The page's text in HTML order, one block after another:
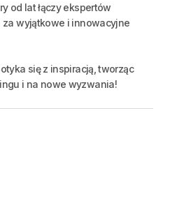
od lat łączy ekspertów
wyjątkowe i innowacyjne
się z inspiracją, tworząc
i na nowe wyzwania!